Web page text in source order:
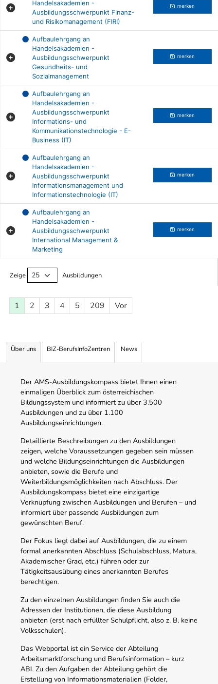
Handelsakademien -
Ausbildungsschwerpunkt Finanz-
und Risikomanagement (FIRI)
merken
Aufbaulehrgang an
Handelsakademien -
Ausbildungsschwerpunkt
Gesundheits- und
Sozialmanagement
merken
Aufbaulehrgang an
Handelsakademien -
Ausbildungsschwerpunkt
Informations- und
Kommunikationstechnologie - E-
Business (IT)
merken
Aufbaulehrgang an
Handelsakademien -
Ausbildungsschwerpunkt
Informationsmanagement und
Informationstechnologie (IT)
merken
Aufbaulehrgang an
Handelsakademien -
Ausbildungsschwerpunkt
International Management &
Marketing
merken
Zeige Ausbildungen
1 2 3 4 5 209 Vor
Über uns BIZ-BerufsInfoZentren News
Der AMS-Ausbildungskompass bietet Ihnen einen
einmaligen Überblick zum österreichischen
Bildungssystem und informiert zu über 3.500
Ausbildungen und zu über 1.100
Ausbildungseinrichtungen.
Detaillierte Beschreibungen zu den Ausbildungen
zeigen, welche Voraussetzungen gegeben sein müssen
und welche Bildungseinrichtungen die Ausbildungen
anbieten, sowie die Berufe und
Weiterbildungsmöglichkeiten nach Abschluss. Der
Ausbildungskompass bietet eine einzigartige
Verknüpfung zwischen Ausbildungen und Berufen – und
informiert über passende Ausbildungen zum
gewünschten Beruf.
Der Fokus liegt dabei auf Ausbildungen, die zu einem
formal anerkannten Abschluss (Schulabschluss, Matura,
Akademischer Grad, etc.) führen oder zur
Tätigkeitsausübung eines anerkannten Berufes
berechtigen.
Zu den einzelnen Ausbildungen finden Sie auch die
Adressen der Institutionen, die diese Ausbildung
anbieten (erst nach erfüllter Schulpflicht, also z. B. keine
Volksschulen).
Das Webportal ist ein Service der Abteilung
Arbeitsmarktforschung und Berufsinformation – kurz
ABI. Zu den Aufgaben der Abteilung gehört die
Erstellung von Informationsmaterialien (Folder,